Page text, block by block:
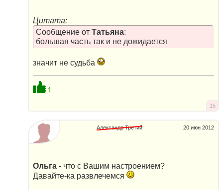
Цитата:
Сообщение от Татьяна:
большая часть так и не дожидается
значит не судьба
1
15
20 июн 2012
Александр Третий
Ольга - что с Вашим настроением?
Давайте-ка развлечемся